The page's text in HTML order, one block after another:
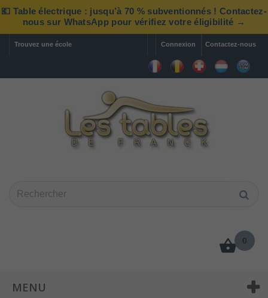
💶 Table électrique : jusqu’à 70 % subventionnés ! Contactez-
nous sur WhatsApp pour vérifiez votre éligibilité →
Contactez-nous
Trouvez une école Connexion
MENU
0